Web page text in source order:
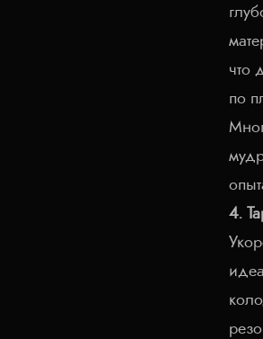
что
по
4.